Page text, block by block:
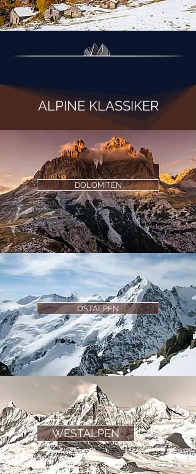
ALPINE KLASSIKER
DOLOMITEN
OSTALPEN
WESTALPEN